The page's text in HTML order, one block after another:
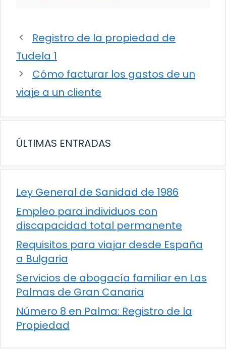
Registro de la propiedad de
Tudela 1
Cómo facturar los gastos de un
viaje a un cliente
ÚLTIMAS ENTRADAS
Ley General de Sanidad de 1986
Empleo para individuos con
discapacidad total permanente
Requisitos para viajar desde España
a Bulgaria
Servicios de abogacía familiar en Las
Palmas de Gran Canaria
Número 8 en Palma: Registro de la
Propiedad